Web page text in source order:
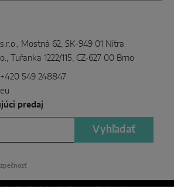
Mostná 62, SK-949 01 Nitra
Tuřanka 1222/115, CZ-627 00 Brno
549 248847
predaj
Vyhľadať